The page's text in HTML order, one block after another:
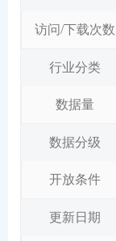
访问/下载次数
行业分类
数据量
数据分级
开放条件
更新日期